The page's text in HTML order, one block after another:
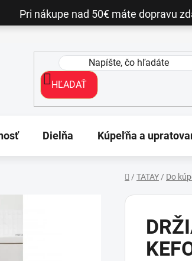
Pri nákupe nad 50€ máte dopravu
HĽADAŤ
Dielňa Kúpeľňa a
/ TATAY / Do